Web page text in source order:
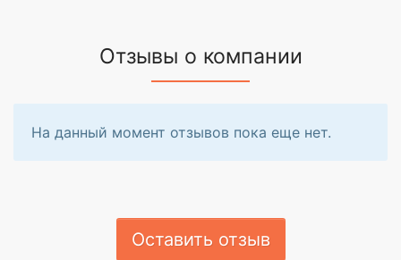
Отзывы о компании
На данный момент отзывов пока еще нет.
Оставить отзыв